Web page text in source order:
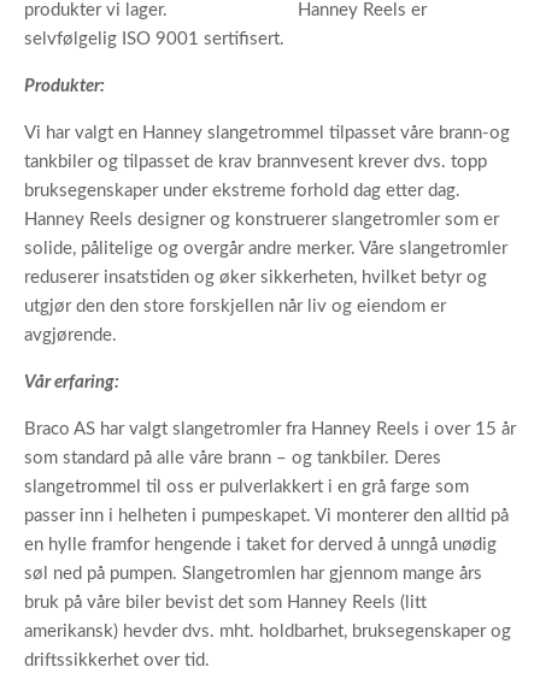
produkter vi lager. Hanney Reels er
selvfølgelig ISO 9001 sertifisert.
Produkter:
Vi har valgt en Hanney slangetrommel tilpasset våre brann-og
tankbiler og tilpasset de krav brannvesent krever dvs. topp
bruksegenskaper under ekstreme forhold dag etter dag.
Hanney Reels designer og konstruerer slangetromler som er
solide, pålitelige og overgår andre merker. Våre slangetromler
reduserer insatstiden og øker sikkerheten, hvilket betyr og
utgjør den den store forskjellen når liv og eiendom er
avgjørende.
Vår erfaring:
Braco AS har valgt slangetromler fra Hanney Reels i over 15 år
som standard på alle våre brann – og tankbiler. Deres
slangetrommel til oss er pulverlakkert i en grå farge som
passer inn i helheten i pumpeskapet. Vi monterer den alltid på
en hylle framfor hengende i taket for derved å unngå unødig
søl ned på pumpen. Slangetromlen har gjennom mange års
bruk på våre biler bevist det som Hanney Reels (litt
amerikansk) hevder dvs. mht. holdbarhet, bruksegenskaper og
driftssikkerhet over tid.